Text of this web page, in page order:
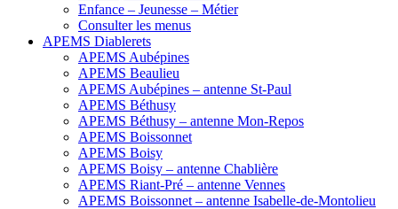
Enfance – Jeunesse – Métier
Consulter les menus
APEMS Diablerets
APEMS Aubépines
APEMS Beaulieu
APEMS Aubépines – antenne St-Paul
APEMS Béthusy
APEMS Béthusy – antenne Mon-Repos
APEMS Boissonnet
APEMS Boisy
APEMS Boisy – antenne Chablière
APEMS Riant-Pré – antenne Vennes
APEMS Boissonnet – antenne Isabelle-de-Montolieu